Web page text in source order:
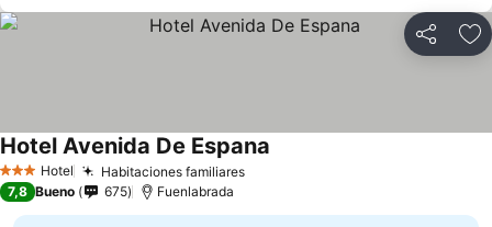
Compartir
3 Estrellas
Hotel Habitaciones familiares
Hotel Avenida De Espana
7,8 Bueno 675 Fuenlabrada